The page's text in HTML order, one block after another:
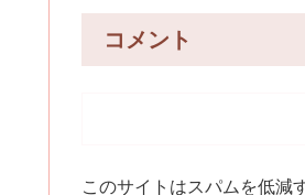
コメント
このサイトはスパムを低減